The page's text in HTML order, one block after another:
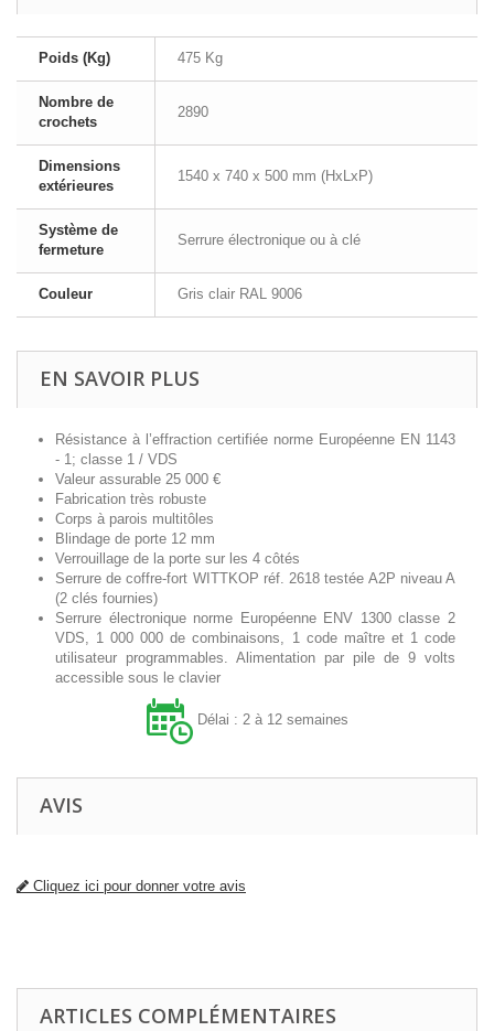
Poids (Kg) 475 Kg
Nombre de
crochets
2890
Dimensions
extérieures
1540 x 740 x 500 mm (HxLxP)
Système de
fermeture
Serrure électronique ou à clé
Couleur Gris clair RAL 9006
EN SAVOIR PLUS
Résistance à l’effraction certifiée norme Européenne EN 1143
- 1; classe 1 / VDS
Valeur assurable 25 000 €
Fabrication très robuste
Corps à parois multitôles
Blindage de porte 12 mm
Verrouillage de la porte sur les 4 côtés
Serrure de coffre-fort WITTKOP réf. 2618 testée A2P niveau A
(2 clés fournies)
Serrure électronique norme Européenne ENV 1300 classe 2
VDS, 1 000 000 de combinaisons, 1 code maître et 1 code
utilisateur programmables. Alimentation par pile de 9 volts
accessible sous le clavier
Délai : 2 à 12 semaines
AVIS
Cliquez ici pour donner votre avis
ARTICLES COMPLÉMENTAIRES